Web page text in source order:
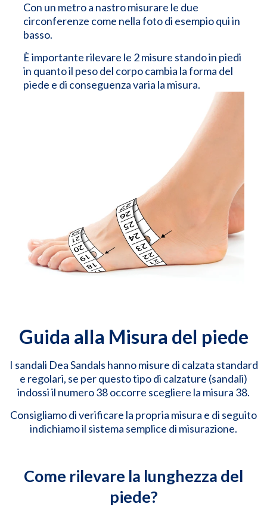
Con un metro a nastro misurare le due
circonferenze come nella foto di esempio qui in
basso.
È importante rilevare le 2 misure stando in piedi
in quanto il peso del corpo cambia la forma del
piede e di conseguenza varia la misura.
Guida alla Misura del piede
I sandali Dea Sandals hanno misure di calzata standard
e regolari, se per questo tipo di calzature (sandali)
indossi il numero 38 occorre scegliere la misura 38.
Consigliamo di verificare la propria misura e di seguito
indichiamo il sistema semplice di misurazione.
Come rilevare la lunghezza del
piede?